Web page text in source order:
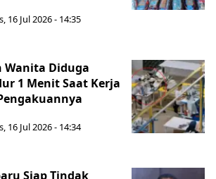
16 Jul 2026 - 14:35
Wanita Diduga
1 Menit Saat Kerja
16 Jul 2026 - 14:34
Siap Tindak